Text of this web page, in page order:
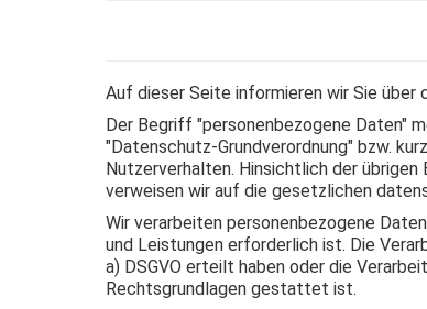
Auf dieser Seite informieren wir Sie über
Der Begriff "personenbezogene Daten"
"Datenschutz-Grundverordnung" bzw.
Nutzerverhalten. Hinsichtlich der
verweisen wir auf die gesetzlichen
Wir verarbeiten personenbezogene
und Leistungen erforderlich ist. Die
a) DSGVO erteilt haben oder die
Rechtsgrundlagen gestattet ist.